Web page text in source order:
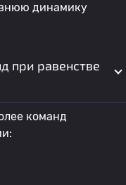
динамику
при равенстве
команд